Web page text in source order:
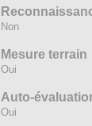
Non
Mesure terrain
Oui
Auto-
Oui